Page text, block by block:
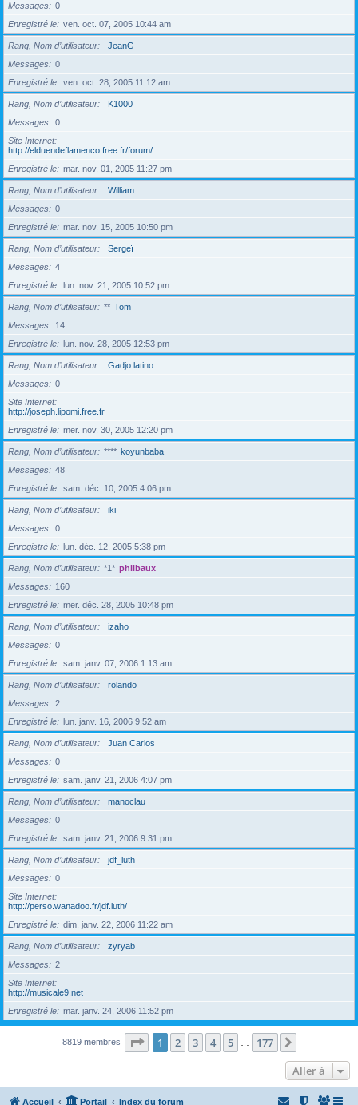
Messages
0
Enregistré le
ven. oct. 07, 2005 10:44 am
Rang, Nom d’utilisateur
JeanG
Messages
0
Enregistré le
ven. oct. 28, 2005 11:12 am
Rang, Nom d’utilisateur
K1000
Messages
0
Site Internet
http://elduendeflamenco.free.fr/forum/
Enregistré le
mar. nov. 01, 2005 11:27 pm
Rang, Nom d’utilisateur
William
Messages
0
Enregistré le
mar. nov. 15, 2005 10:50 pm
Rang, Nom d’utilisateur
Sergeï
Messages
4
Enregistré le
lun. nov. 21, 2005 10:52 pm
Rang, Nom d’utilisateur ** Tom
Messages
14
Enregistré le
lun. nov. 28, 2005 12:53 pm
Rang, Nom d’utilisateur
Gadjo latino
Messages
0
Site Internet
http://joseph.lipomi.free.fr
Enregistré le
mer. nov. 30, 2005 12:20 pm
Rang, Nom d’utilisateur **** koyunbaba
Messages
48
Enregistré le
sam. déc. 10, 2005 4:06 pm
Rang, Nom d’utilisateur
iki
Messages
0
Enregistré le
lun. déc. 12, 2005 5:38 pm
Rang, Nom d’utilisateur *1* philbaux
Messages
160
Enregistré le
mer. déc. 28, 2005 10:48 pm
Rang, Nom d’utilisateur
izaho
Messages
0
Enregistré le
sam. janv. 07, 2006 1:13 am
Rang, Nom d’utilisateur
rolando
Messages
2
Enregistré le
lun. janv. 16, 2006 9:52 am
Rang, Nom d’utilisateur
Juan Carlos
Messages
0
Enregistré le
sam. janv. 21, 2006 4:07 pm
Rang, Nom d’utilisateur
manoclau
Messages
0
Enregistré le
sam. janv. 21, 2006 9:31 pm
Rang, Nom d’utilisateur
jdf_luth
Messages
0
Site Internet
http://perso.wanadoo.fr/jdf.luth/
Enregistré le
dim. janv. 22, 2006 11:22 am
Rang, Nom d’utilisateur
zyryab
Messages
2
Site Internet
http://musicale9.net
Enregistré le
mar. janv. 24, 2006 11:52 pm
8819 membres Page 1sur177
1 2 3 4 5 177
Aller à
Accueil Portail Index du forum